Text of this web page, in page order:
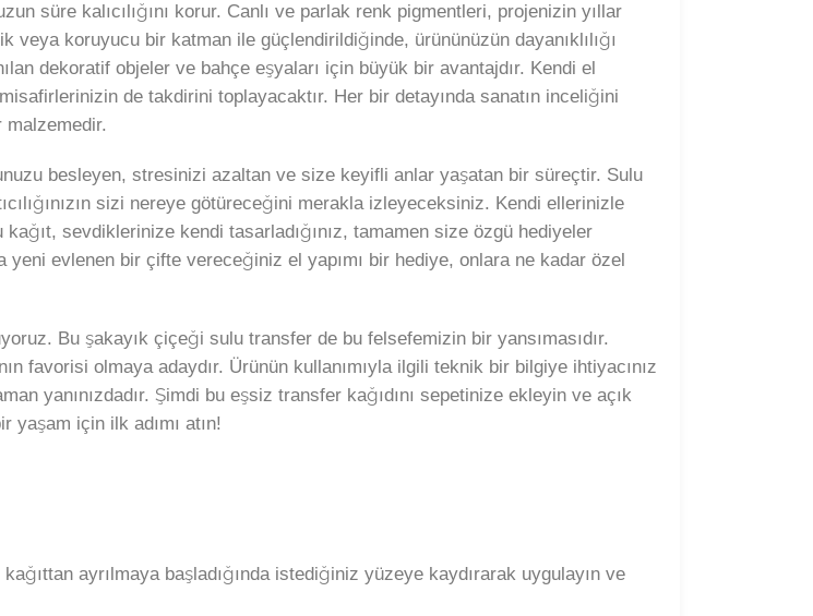
süre kalıcılığını korur. Canlı ve parlak renk pigmentleri, projenizin yıllar
koruyucu bir katman ile güçlendirildiğinde, ürününüzün dayanıklılığı
dekoratif objeler ve bahçe eşyaları için büyük bir avantajdır. Kendi el
de takdirini toplayacaktır. Her bir detayında sanatın inceliğini
malzemedir.
besleyen, stresinizi azaltan ve size keyifli anlar yaşatan bir süreçtir. Sulu
sizi nereye götüreceğini merakla izleyeceksiniz. Kendi ellerinizle
sevdiklerinize kendi tasarladığınız, tamamen size özgü hediyeler
evlenen bir çifte vereceğiniz el yapımı bir hediye, onlara ne kadar özel
Bu şakayık çiçeği sulu transfer de bu felsefemizin bir yansımasıdır.
favorisi olmaya adaydır. Ürünün kullanımıyla ilgili teknik bir bilgiye ihtiyacınız
yanınızdadır. Şimdi bu eşsiz transfer kağıdını sepetinize ekleyin ve açık
için ilk adımı atın!
ayrılmaya başladığında istediğiniz yüzeye kaydırarak uygulayın ve